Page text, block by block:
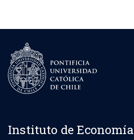
Instituto de Economía